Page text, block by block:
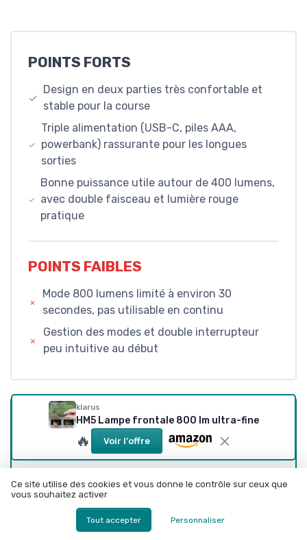
POINTS FORTS
Design en deux parties très confortable et
stable pour la course
Triple alimentation (USB-C, piles AAA,
powerbank) rassurante pour les longues
sorties
Bonne puissance utile autour de 400 lumens,
avec double faisceau et lumière rouge
pratique
POINTS FAIBLES
Mode 800 lumens limité à environ 30
secondes, pas utilisable en continu
Gestion des modes et double interrupteur
peu intuitive au début
CONCLUSION
NOTE DE LA RÉDACTION
★★★★★
★★★★★
pensée pour le trail et les activités outdoor
Le design en deux parties rend le port vraiment
klarus
HM5 Lampe frontale 800 lm ultra-fine
🔥 Voir l'offre
Ce site utilise des cookies et vous donne le contrôle sur ceux que
vous souhaitez activer
Tout accepter Personnaliser